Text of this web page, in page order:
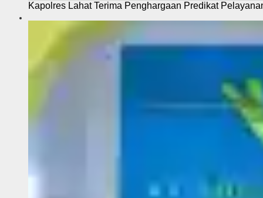
Kapolres Lahat Terima Penghargaan Predikat